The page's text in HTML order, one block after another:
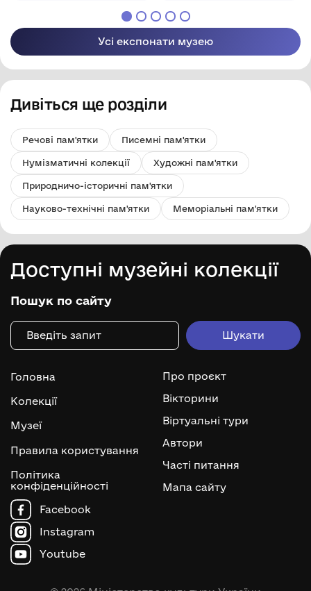
Усі експонати музею
Дивіться ще розділи
Речові пам'ятки Писемні пам'ятки
Нумізматичні колекції Художні пам'ятки
Природничо-історичні пам'ятки
Науково-технічні пам'ятки Меморіальні пам'ятки
Доступні музейні колекції
Пошук по сайту
Головна
Колекції
Музеї
Правила користування
Політика
конфіденційності
Про проєкт
Вікторини
Віртуальні тури
Автори
Часті питання
Мапа сайту
Facebook
Instagram
Youtube